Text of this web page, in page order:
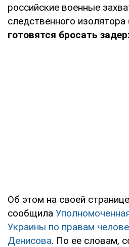
российские военные
следственного
готовятся бросать
Об этом на своей
сообщила
Украины по правам
Денисова. По ее словам,